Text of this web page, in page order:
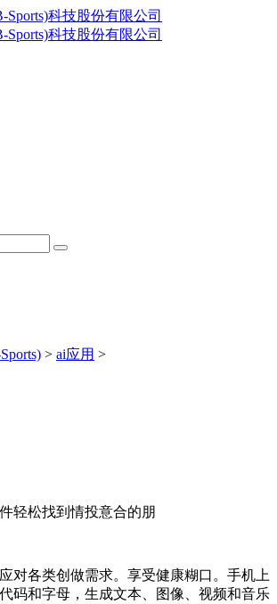
> ai应用 >
轻松找到情投意合的朋
各类创做需求。享受健康糊口。手机上
码和字母，生成文本、图像、视频和音乐